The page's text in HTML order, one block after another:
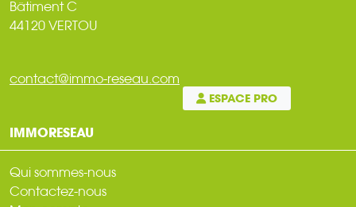
Bâtiment C
44120 VERTOU
contact@immo-reseau.com
ESPACE PRO
IMMORESEAU
Qui sommes-nous
Contactez-nous